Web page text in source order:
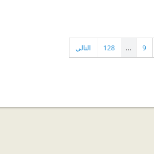
9
...
128 التالي